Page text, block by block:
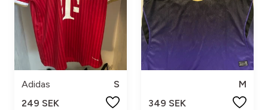
Adidas
S
249 SEK
M
349 SEK